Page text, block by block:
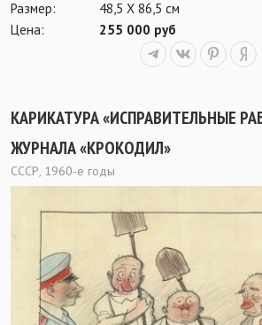
Размер:
48,5 Х 86,5 см
Цена:
255 000 руб
КАРИКАТУРА «ИСПРАВИТЕЛЬНЫЕ
ЖУРНАЛА «КРОКОДИЛ»
СССР, 1960-е годы